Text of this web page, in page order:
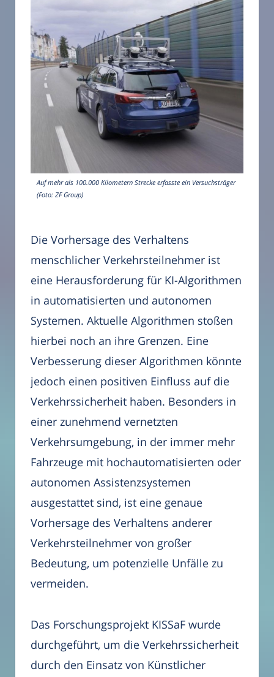
Auf mehr als 100.000 Kilometern Strecke erfasste ein Versuchsträger
(Foto: ZF Group)
Die Vorhersage des Verhaltens
menschlicher Verkehrsteilnehmer ist
eine Herausforderung für KI-Algorithmen
in automatisierten und autonomen
Systemen. Aktuelle Algorithmen stoßen
hierbei noch an ihre Grenzen. Eine
Verbesserung dieser Algorithmen könnte
jedoch einen positiven Einfluss auf die
Verkehrssicherheit haben. Besonders in
einer zunehmend vernetzten
Verkehrsumgebung, in der immer mehr
Fahrzeuge mit hochautomatisierten oder
autonomen Assistenzsystemen
ausgestattet sind, ist eine genaue
Vorhersage des Verhaltens anderer
Verkehrsteilnehmer von großer
Bedeutung, um potenzielle Unfälle zu
vermeiden.
Das Forschungsprojekt KISSaF wurde
durchgeführt, um die Verkehrssicherheit
durch den Einsatz von Künstlicher